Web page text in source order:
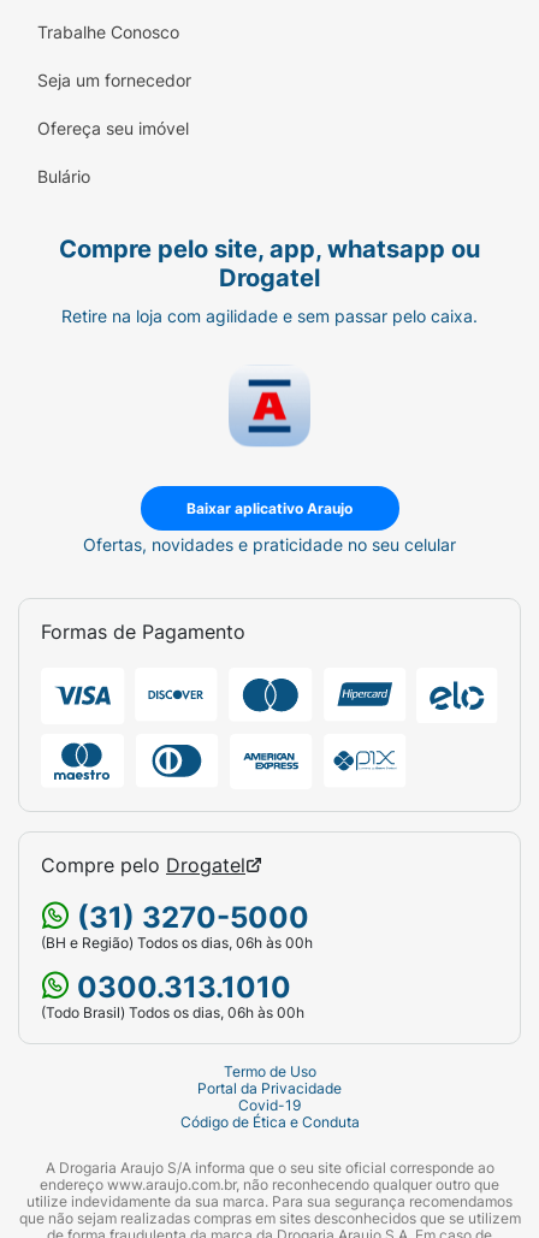
Trabalhe Conosco
Seja um fornecedor
Ofereça seu imóvel
Bulário
Compre pelo site, app, whatsapp ou
Drogatel
Retire na loja com agilidade e sem passar pelo caixa.
Baixar aplicativo Araujo
Ofertas, novidades e praticidade no seu celular
Formas de Pagamento
Compre pelo Drogatel
(31) 3270-5000
(BH e Região) Todos os dias, 06h às 00h
0300.313.1010
(Todo Brasil) Todos os dias, 06h às 00h
Termo de Uso
Portal da Privacidade
Covid-19
Código de Ética e Conduta
A Drogaria Araujo S/A informa que o seu site oficial corresponde ao
endereço www.araujo.com.br, não reconhecendo qualquer outro que
utilize indevidamente da sua marca. Para sua segurança recomendamos
que não sejam realizadas compras em sites desconhecidos que se utilizem